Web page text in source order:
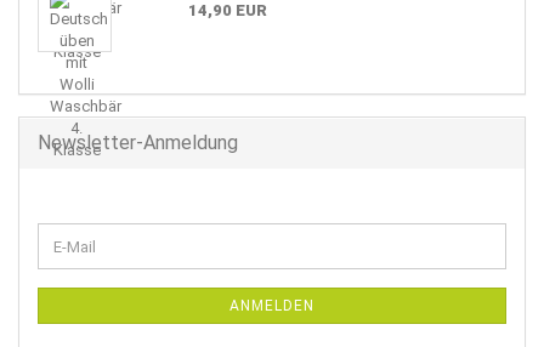
14,90 EUR
Newsletter-Anmeldung
ZUR
E-
Mail
ANMELDEN